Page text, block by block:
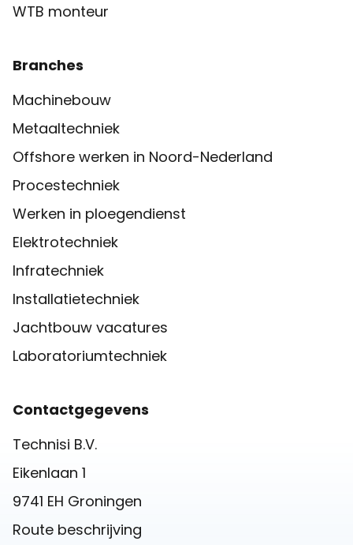
WTB monteur
Branches
Machinebouw
Metaaltechniek
Offshore werken in Noord-Nederland
Procestechniek
Werken in ploegendienst
Elektrotechniek
Infratechniek
Installatietechniek
Jachtbouw vacatures
Laboratoriumtechniek
Contactgegevens
Technisi B.V.
Eikenlaan 1
9741 EH Groningen
Route beschrijving